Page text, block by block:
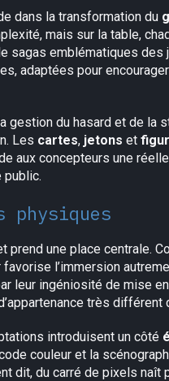
dans la transformation du
mais sur la table,
sagas emblématiques des
adaptées pour
gestion du hasard et de
Les cartes, jetons et
aux concepteurs une
public.
physiques
prend une place centrale.
l’immersion
leur ingéniosité de mise
très
introduisent un côté
couleur et la
dit, du carré de pixels